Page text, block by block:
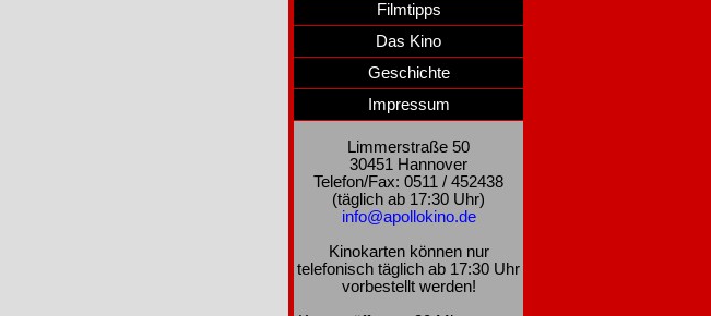
Filmtipps
Das Kino
Geschichte
Impressum
Limmerstraße 50
30451 Hannover
Telefon/Fax: 0511 / 452438
(täglich ab 17:30 Uhr)
info@apollokino.de
Kinokarten können nur
telefonisch täglich ab 17:30 Uhr
vorbestellt werden!